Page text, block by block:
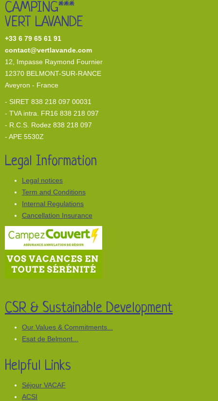
CAMPING***
VERT LAVANDE
+33 6 79 65 61 91
contact@vertlavande.com
12, Impasse Raymond Fournier
12370 BELMONT-SUR-RANCE
Aveyron - France
- SIRET 838 218 097 00031
- TVA intra. FR16 838 218 097
- R.C.S. Rodez 838 218 097
- APE 5530Z
Legal Information
Legal notices
Term and Conditions
Internal Regulations
Cancellation Insurance
CSR & Sustainable Development
Our Values & Commitments...
Esat de Belmont...
Helpful Links
Séjour VACAF
ACSI